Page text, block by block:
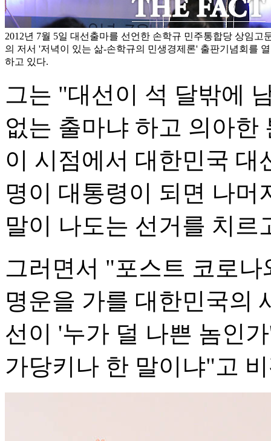
2012년 7월 5일 대선출마를 선언한 손학규 민주통합당 상임고
의 저서 '저녁이 있는 삶-손학규의 민생경제론' 출판기념회를
하고 있다.
그는 "대선이 석 달밖에
없는 출마냐 하고 의아
이 시점에서 대한민국 대
명이 대통령이 되면 나머
말이 나도는 선거를 치
그러면서 "포스트 코로
명운을 가를 대한민국의
선이 '누가 덜 나쁜 놈인
가당키나 한 말이냐"고